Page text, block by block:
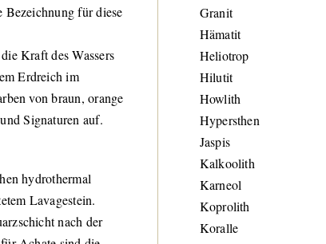
für diese
Kraft des Wassers
Erdreich im
von braun, orange
Signaturen auf.
hydrothermal
Lavagestein.
nach der
Granit
Hämatit
Heliotrop
Hilutit
Howlith
Hypersthen
Jaspis
Kalkoolith
Karneol
Koprolith
Koralle